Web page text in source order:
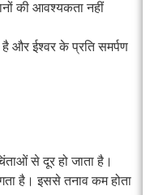
की आवश्यकता नहीं
है और ईश्वर के प्रति समर्पण
से दूर हो जाता है।
है। इससे तनाव कम होता